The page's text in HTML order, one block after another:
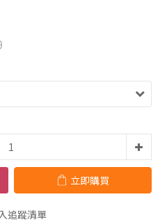
立即購買
追蹤清單